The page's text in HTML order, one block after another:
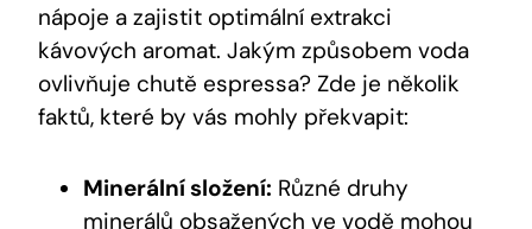
nápoje a zajistit optimální extrakci
kávových aromat. Jakým způsobem voda
ovlivňuje chutě espressa? Zde je několik
faktů, které by vás mohly překvapit:
Minerální složení: Různé druhy
minerálů obsažených ve vodě mohou